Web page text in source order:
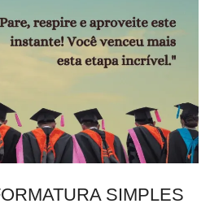
SIMPLES